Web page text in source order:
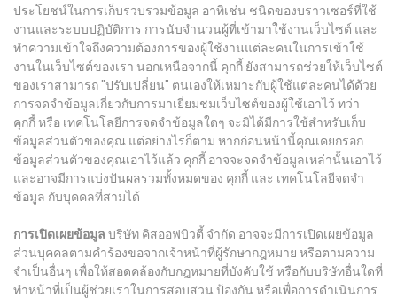
ประโยชน์ในการเก็บรวบรวมข้อมูล อาทิเช่น ชนิดของบราวเซอร์ที่ใช้
งานและระบบปฏิบัติการ การนับจำนวนผู้ที่เข้ามาใช้งานเว็บไซต์ และ
ทำความเข้าใจถึงความต้องการของผู้ใช้งานแต่ละคนในการเข้าใช้
งานในเว็บไซต์ของเรา นอกเหนือจากนี้ คุกกี้ ยังสามารถช่วยให้เว็บไซต์
ของเราสามารถ "ปรับเปลี่ยน" ตนเองให้เหมาะกับผู้ใช้แต่ละคนได้ด้วย
การจดจำข้อมูลเกี่ยวกับการมาเยี่ยมชมเว็บไซต์ของผู้ใช้เอาไว้ ทว่า
คุกกี้ หรือ เทคโนโลยีการจดจำข้อมูลใดๆ จะมิได้มีการใช้สำหรับเก็บ
ข้อมูลส่วนตัวของคุณ แต่อย่างไรก็ตาม หากก่อนหน้านี้คุณเคยกรอก
ข้อมูลส่วนตัวของคุณเอาไว้แล้ว คุกกี้ อาจจะจดจำข้อมูลเหล่านั้นเอาไว้
และอาจมีการแบ่งปันผลรวมทั้งหมดของ คุกกี้ และ เทคโนโลยีจดจำ
ข้อมูล กับบุคคลที่สามได้
การเปิดเผยข้อมูล บริษัท คิสออฟบิวตี้ จำกัด อาจจะมีการเปิดเผยข้อมูล
ส่วนบุคคลตามคำร้องขอจากเจ้าหน้าที่ผู้รักษากฎหมาย หรือตามความ
จำเป็นอื่นๆ เพื่อให้สอดคล้องกับกฎหมายที่บังคับใช้ หรือกับบริษัทอื่นใดที่
ทำหน้าที่เป็นผู้ช่วยเราในการสอบสวน ป้องกัน หรือเพื่อการดำเนินการ